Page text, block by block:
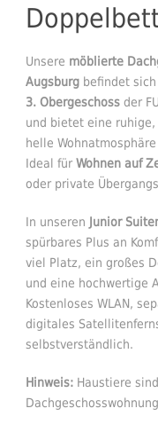
Unsere möblierte
Augsburg befindet
3. Obergeschoss der
und bietet eine ruhige,
helle
Ideal für Wohnen auf
oder private
In unseren Junior
spürbares Plus an
viel Platz, ein großes
und eine hochwertige
Kostenloses WLAN,
digitales
selbstverständlich.
Hinweis: Haustiere